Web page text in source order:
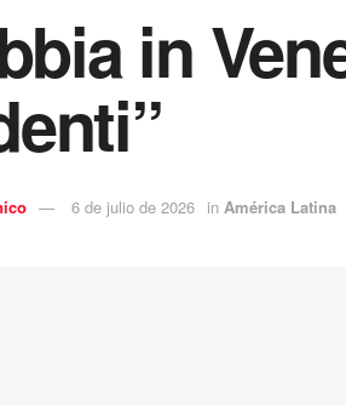
in
6 de julio de 2026 in América Latina